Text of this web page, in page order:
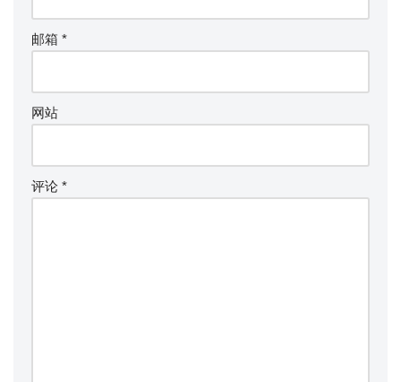
邮箱 *
网站
评论 *